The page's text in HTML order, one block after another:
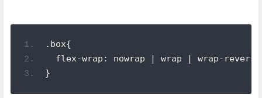
.box{
flex-wrap: nowrap | wrap | wrap-
}